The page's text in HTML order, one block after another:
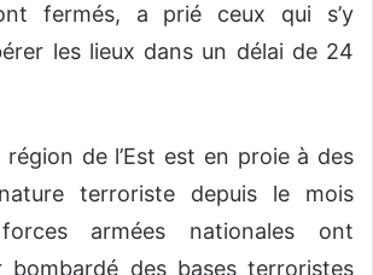
fermés, a prié ceux qui s’y
les lieux dans un délai de 24
de l’Est est en proie à des
terroriste depuis le mois
armées nationales ont
bombardé des bases terroristes